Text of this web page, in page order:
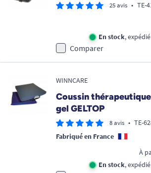
25 avis • TE-
En stock,
Comparer
WINNCARE
Coussin
gel GELTOP
8 avis • TE-
Fabriqué en France
À
En stock,